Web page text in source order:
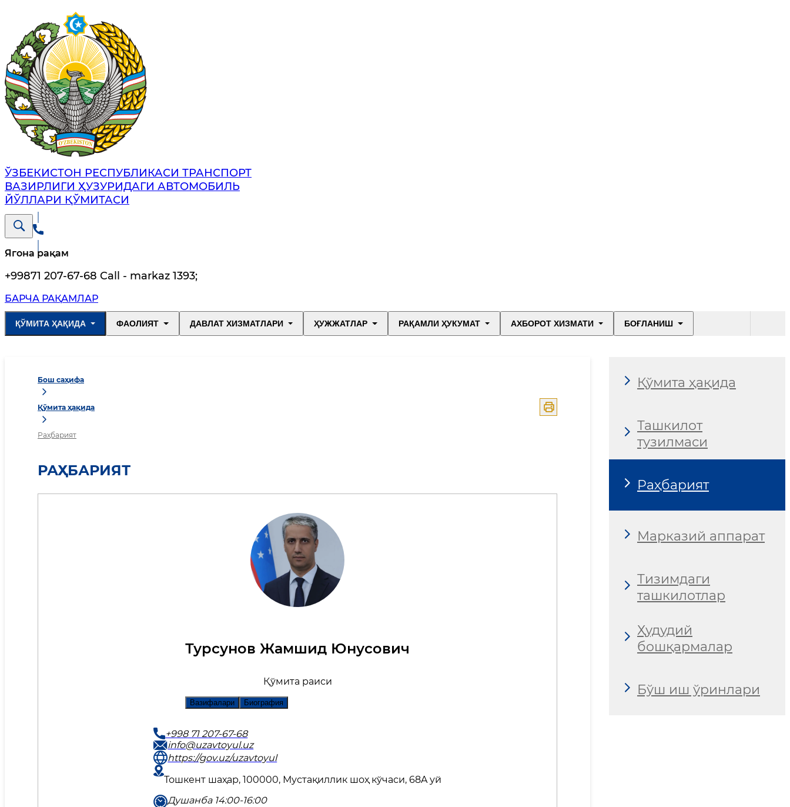
ЎЗБЕКИСТОН РЕСПУБЛИКАСИ ТРАНСПОРТ
ВАЗИРЛИГИ ҲУЗУРИДАГИ АВТОМОБИЛЬ
ЙЎЛЛАРИ ҚЎМИТАСИ
Ягона рақам
+99871 207-67-68 Call - markaz 1393;
БАРЧА РАҚАМЛАР
ҚЎМИТА ҲАҚИДА ФАОЛИЯТ ДАВЛАТ ХИЗМАТЛАРИ ҲУЖЖАТЛАР РАҚАМЛИ ҲУКУМАТ АХБОРОТ ХИЗМАТИ БОҒЛАНИШ
Бош саҳифа
Қўмита ҳақида
Раҳбарият
РАҲБАРИЯТ
Турсунов Жамшид Юнусович
Қўмита раиси
Вазифалари Биография
+998 71 207-67-68
info@uzavtoyul.uz
https://gov.uz/uzavtoyul
Тошкент шаҳар, 100000, Мустақиллик шоҳ кўчаси, 68A уй
Душанба 14:00-16:00
Қўмита ҳақида
Ташкилот
тузилмаси
Раҳбарият
Марказий аппарат
Тизимдаги
ташкилотлар
Ҳудудий
бошқармалар
Бўш иш ўринлари